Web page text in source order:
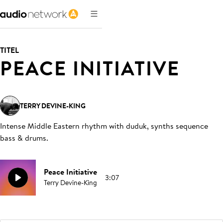
TITEL
PEACE INITIATIVE
TERRY DEVINE-KING
Intense Middle Eastern rhythm with duduk, synths sequence
bass & drums.
Peace Initiative
Terry Devine-King 3:07